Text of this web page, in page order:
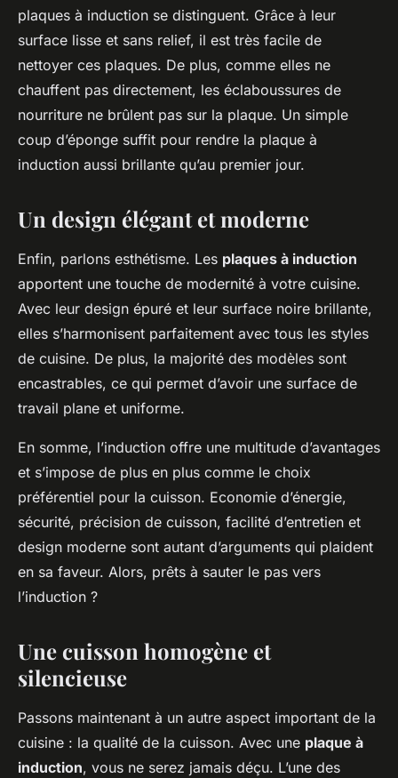
plaques à induction se distinguent. Grâce à leur
surface lisse et sans relief, il est très facile de
nettoyer ces plaques. De plus, comme elles ne
chauffent pas directement, les éclaboussures de
nourriture ne brûlent pas sur la plaque. Un simple
coup d’éponge suffit pour rendre la plaque à
induction aussi brillante qu’au premier jour.
Un design élégant et moderne
Enfin, parlons esthétisme. Les plaques à induction
apportent une touche de modernité à votre cuisine.
Avec leur design épuré et leur surface noire brillante,
elles s’harmonisent parfaitement avec tous les styles
de cuisine. De plus, la majorité des modèles sont
encastrables, ce qui permet d’avoir une surface de
travail plane et uniforme.
En somme, l’induction offre une multitude d’avantages
et s’impose de plus en plus comme le choix
préférentiel pour la cuisson. Economie d’énergie,
sécurité, précision de cuisson, facilité d’entretien et
design moderne sont autant d’arguments qui plaident
en sa faveur. Alors, prêts à sauter le pas vers
l’induction ?
Une cuisson homogène et
silencieuse
Passons maintenant à un autre aspect important de la
cuisine : la qualité de la cuisson. Avec une plaque à
induction, vous ne serez jamais déçu. L’une des